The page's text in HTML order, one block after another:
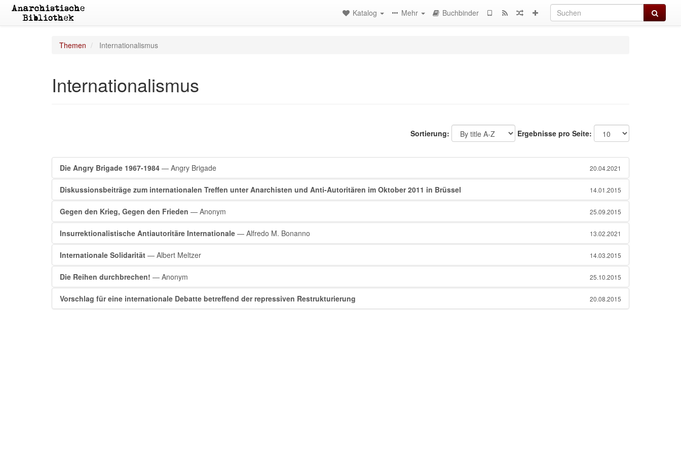
Suchen
Katalog Mehr Buchbinder
Themen Internationalismus
Internationalismus
Sortierung: Ergebnisse pro Seite:
Die Angry Brigade 1967-1984 — Angry Brigade 20.04.2021
Diskussionsbeiträge zum internationalen Treffen unter Anarchisten und Anti-Autoritären im Oktober 2011 in Brüssel 14.01.2015
Gegen den Krieg, Gegen den Frieden — Anonym 25.09.2015
Insurrektionalistische Antiautoritäre Internationale — Alfredo M. Bonanno 13.02.2021
Internationale Solidarität — Albert Meltzer 14.03.2015
Die Reihen durchbrechen! — Anonym 25.10.2015
Vorschlag für eine internationale Debatte betreffend der repressiven Restrukturierung 20.08.2015